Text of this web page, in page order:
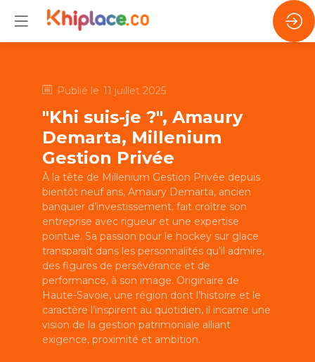
Publié le 11 juillet 2025
"Khi suis-je ?", Amaury
Demarta, Millenium
Gestion Privée
À la tête de Millenium Gestion Privée depuis
bientôt neuf ans, Amaury Demarta, ancien
banquier d’investissement, fait croître son
entreprise avec rigueur et une expertise
pointue. Sa passion pour le hockey sur glace
transparaît dans les personnalités qu’il admire,
des figures de persévérance et de
performance, à son image. Originaire de
Haute-Savoie, une région dont l’histoire et le
caractère l’inspirent au quotidien, il incarne une
vision de la gestion patrimoniale alliant
exigence, proximité et ambition.